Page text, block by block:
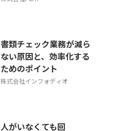
書類チェック業務が減ら
ない原因と、効率化する
ためのポイント
株式会社インフォディオ
人がいなくても回